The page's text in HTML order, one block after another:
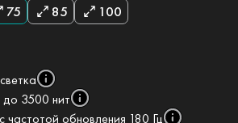
75 85 100
до 3500 нит
частотой обновления 180 Гц